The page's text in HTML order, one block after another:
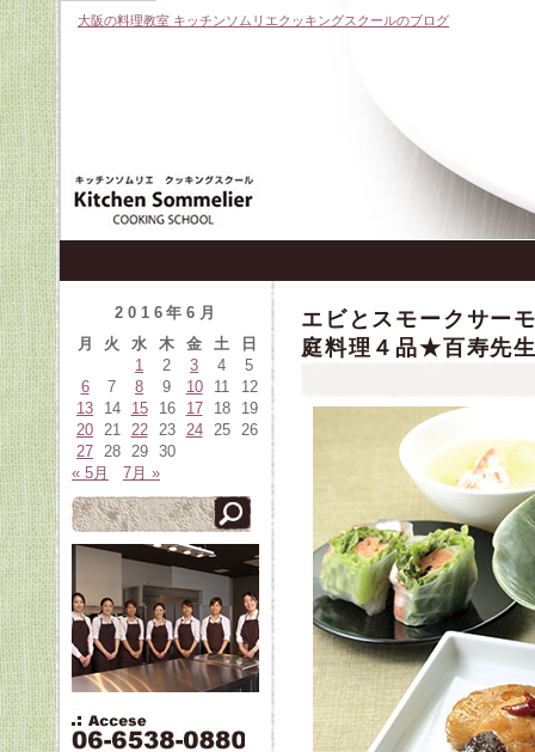
大阪の料理教室 キッチンソムリエクッキングスクールのブログ
エビとスモークサー
庭料理４品★百寿先
2016年6月
月
火 水 木 金 土
日
1
2 3 4
5
6
7 8 9 10 11
12
13
14 15 16 17 18
19
20 21 22 23 24 25
26
27 28 29
30
« 5月
7月 »